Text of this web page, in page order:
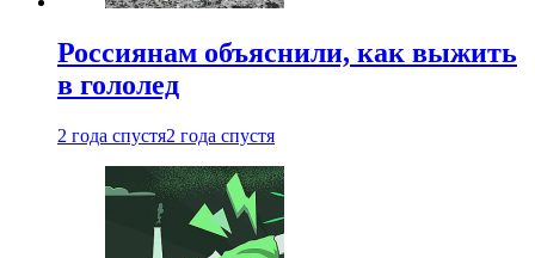
Россиянам объяснили, как выжить
в гололед
2 года спустя2 года спустя